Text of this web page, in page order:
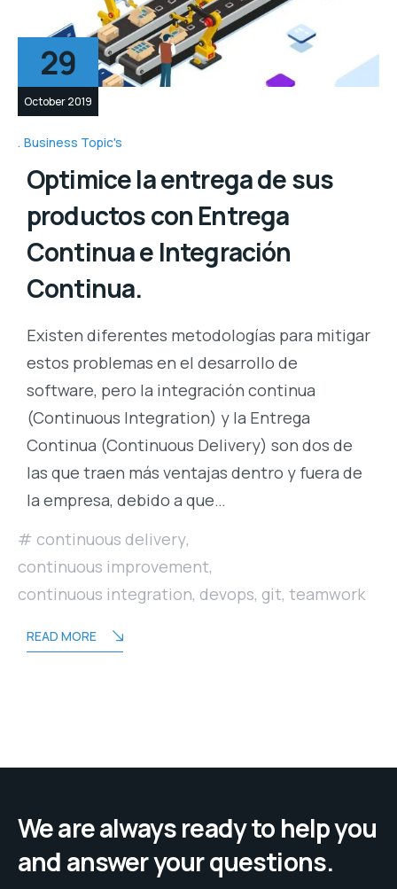
29
October 2019
Business Topic's
Optimice la entrega de sus
productos con Entrega
Continua e Integración
Continua.
Existen diferentes metodologías para mitigar
estos problemas en el desarrollo de
software, pero la integración continua
(Continuous Integration) y la Entrega
Continua (Continuous Delivery) son dos de
las que traen más ventajas dentro y fuera de
la empresa, debido a que…
continuous delivery,
continuous improvement,
continuous integration, devops, git, teamwork
READ MORE
We are always ready to help you
and answer your questions.